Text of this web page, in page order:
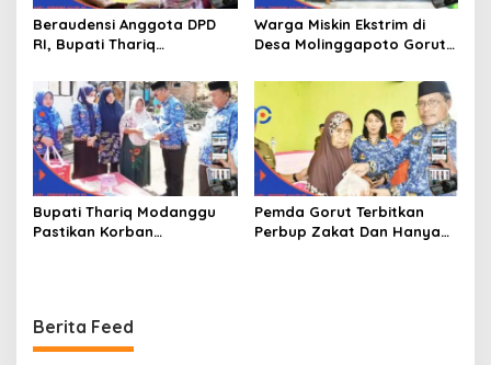
Beraudensi Anggota DPD
RI, Bupati Thariq
Memperkenalkan Jakestra
Warga Miskin Ekstrim di
Desa Molinggapoto Gorut
Bupati Thariq Modanggu
Pastikan Korban
Pemda Gorut Terbitkan
Perbup Zakat Dan Hanya
Berita Feed